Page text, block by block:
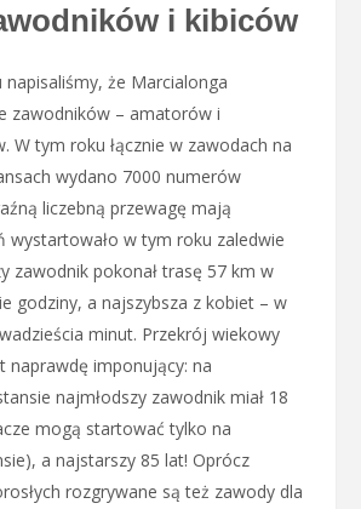
i kibiców
że Marcialonga
zawodników – amatorów i
W tym roku łącznie w zawodach na
wydano 7000 numerów
liczebną przewagę mają
wystartowało w tym roku zaledwie
zawodnik pokonał trasę 57 km w
godziny, a najszybsza z kobiet – w
minut. Przekrój wiekowy
naprawdę imponujący: na
najmłodszy zawodnik miał 18
mogą startować tylko na
a najstarszy 85 lat! Oprócz
rozgrywane są też zawody dla